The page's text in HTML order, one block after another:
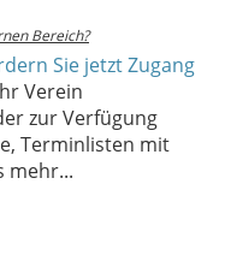
Bereich?
Sie jetzt Zugang
Verein
zur Verfügung
Terminlisten mit
mehr...